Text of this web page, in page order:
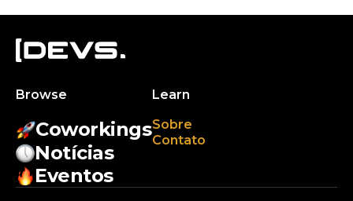
Browse
Coworkings
Notícias
Eventos
Learn
Sobre
Contato